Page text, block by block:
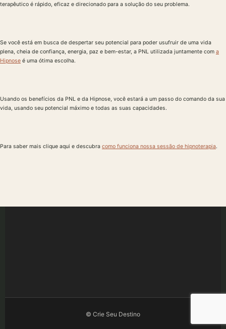
terapêutico é rápido, eficaz e direcionado para a solução do seu problema.
Se você está em busca de despertar seu potencial para poder usufruir de uma vida
plena, cheia de confiança, energia, paz e bem-estar, a PNL utilizada juntamente com a
Hipnose é uma ótima escolha.
Usando os benefícios da PNL e da Hipnose, você estará a um passo do comando da sua
vida, usando seu potencial máximo e todas as suas capacidades.
Para saber mais clique aqui e descubra como funciona nossa sessão de hipnoterapia.
© Crie Seu Destino